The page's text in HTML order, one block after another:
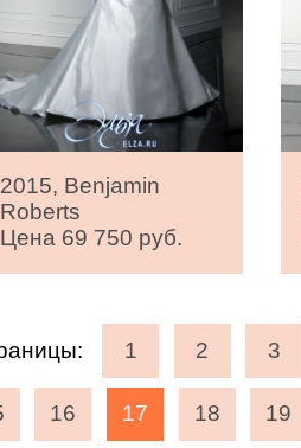
2015, Benjamin
Roberts
Цена 69 750 руб.
1 2 3
16 17 18 19